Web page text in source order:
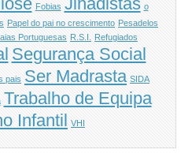
Fobias
o
Papel do pai no crescimento Pesadelos
Portuguesas R.S.I. Refugiados
Segurança Social
pais Ser Madrasta SIDA
Trabalho de Equipa
Infantil VHI